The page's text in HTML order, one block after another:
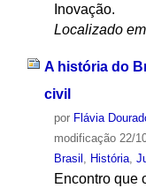
Inovação.
Localizado em
A história do
civil
por Flávia
modificação22/
Brasil , História,
Encontro que